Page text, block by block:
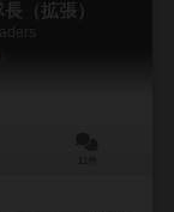
（拡張）